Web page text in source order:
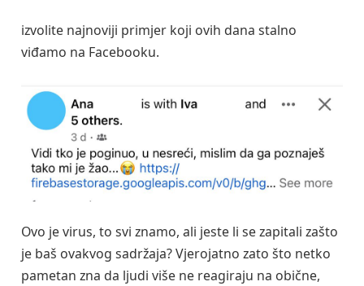
izvolite najnoviji primjer koji ovih dana stalno
viđamo na Facebooku.
Ovo je virus, to svi znamo, ali jeste li se zapitali zašto
je baš ovakvog sadržaja? Vjerojatno zato što netko
pametan zna da ljudi više ne reagiraju na obične,